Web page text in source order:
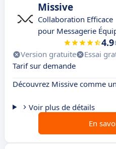
Missive
Collaboration Efficace
pour Messagerie
4.9
Version gratuite Essai
Tarif sur demande
Découvrez Missive comme
Voir plus de détails
En